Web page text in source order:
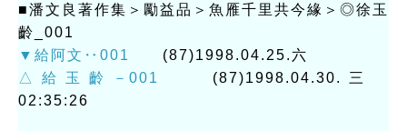
■潘文良著作集＞勵益品＞魚雁千里共今緣＞◎徐玉
齡_001
▼給阿文‥001
(87)1998.04.25.六
△給玉齡－001
(87)1998.04.30.三
02:35:26